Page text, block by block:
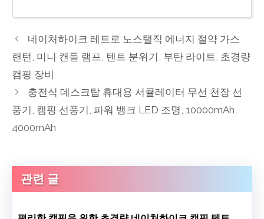
네이처하이크 레트로 노스탤직 에너지 절약 가스
랜턴, 미니 캔들 램프, 텐트 분위기, 부탄 라이트, 초경량
캠핑 장비
충전식 데스크탑 휴대용 서큘레이터 무선 천장 선
풍기, 캠핑 선풍기, 파워 뱅크 LED 조명, 10000mAh,
4000mAh
관련 글